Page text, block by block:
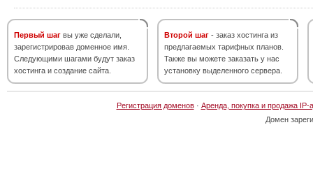
Первый шаг вы уже сделали,
зарегистрировав доменное имя.
Следующими шагами будут заказ
хостинга и создание сайта.
Второй шаг - заказ хостинга из
предлагаемых тарифных планов.
Также вы можете заказать у нас
установку выделенного сервера.
Регистрация доменов· Аренда, покупка и продажа IP-
Домен